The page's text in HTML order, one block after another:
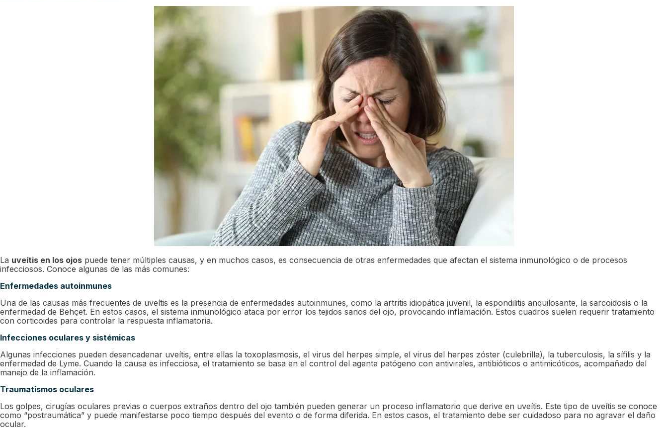
La uveítis en los ojos puede tener múltiples causas, y en muchos casos, es consecuencia de otras enfermedades que afectan el sistema inmunológico o de procesos
infecciosos. Conoce algunas de las más comunes:
Enfermedades autoinmunes
Una de las causas más frecuentes de uveítis es la presencia de enfermedades autoinmunes, como la artritis idiopática juvenil, la espondilitis anquilosante, la sarcoidosis o la
enfermedad de Behçet. En estos casos, el sistema inmunológico ataca por error los tejidos sanos del ojo, provocando inflamación. Estos cuadros suelen requerir tratamiento
con corticoides para controlar la respuesta inflamatoria.
Infecciones oculares y sistémicas
Algunas infecciones pueden desencadenar uveítis, entre ellas la toxoplasmosis, el virus del herpes simple, el virus del herpes zóster (culebrilla), la tuberculosis, la sífilis y la
enfermedad de Lyme. Cuando la causa es infecciosa, el tratamiento se basa en el control del agente patógeno con antivirales, antibióticos o antimicóticos, acompañado del
manejo de la inflamación.
Traumatismos oculares
Los golpes, cirugías oculares previas o cuerpos extraños dentro del ojo también pueden generar un proceso inflamatorio que derive en uveítis. Este tipo de uveítis se conoce
como “postraumática” y puede manifestarse poco tiempo después del evento o de forma diferida. En estos casos, el tratamiento debe ser cuidadoso para no agravar el daño
ocular.